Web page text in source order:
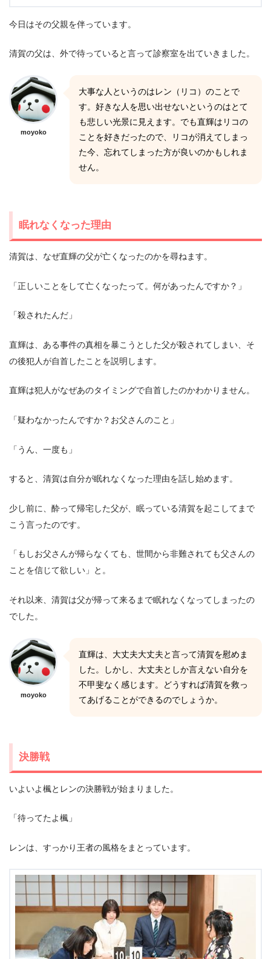
今日はその父親を伴っています。
清賀の父は、外で待っていると言って診察室を出ていきました。
moyoko
大事な人というのはレン（リコ）のことで
す。好きな人を思い出せないというのはとて
も悲しい光景に見えます。でも直輝はリコの
ことを好きだったので、リコが消えてしまっ
た今、忘れてしまった方が良いのかもしれま
せん。
眠れなくなった理由
清賀は、なぜ直輝の父が亡くなったのかを尋ねます。
「正しいことをして亡くなったって。何があったんですか？」
「殺されたんだ」
直輝は、ある事件の真相を暴こうとした父が殺されてしまい、そ
の後犯人が自首したことを説明します。
直輝は犯人がなぜあのタイミングで自首したのかわかりません。
「疑わなかったんですか？お父さんのこと」
「うん、一度も」
すると、清賀は自分が眠れなくなった理由を話し始めます。
少し前に、酔って帰宅した父が、眠っている清賀を起こしてまで
こう言ったのです。
「もしお父さんが帰らなくても、世間から非難されても父さんの
ことを信じて欲しい」と。
それ以来、清賀は父が帰って来るまで眠れなくなってしまったの
でした。
moyoko
直輝は、大丈夫大丈夫と言って清賀を慰めま
した。しかし、大丈夫としか言えない自分を
不甲斐なく感じます。どうすれば清賀を救っ
てあげることができるのでしょうか。
決勝戦
いよいよ楓とレンの決勝戦が始まりました。
「待ってたよ楓」
レンは、すっかり王者の風格をまとっています。